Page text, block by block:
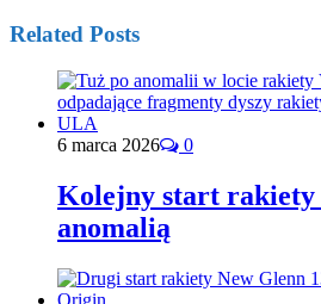
Related Posts
6 marca 2026 0
Kolejny start rakiety
anomalią